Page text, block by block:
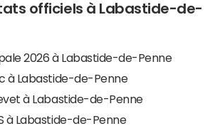
officiels à Labastide-de-
2026 à Labastide-de-Penne
à Labastide-de-Penne
à Labastide-de-Penne
à Labastide-de-Penne